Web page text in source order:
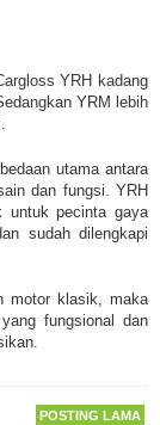
YRH kadang
YRM lebih
utama antara
dan fungsi. YRH
untuk pecinta gaya
sudah dilengkapi
motor klasik, maka
fungsional dan
POSTING LAMA